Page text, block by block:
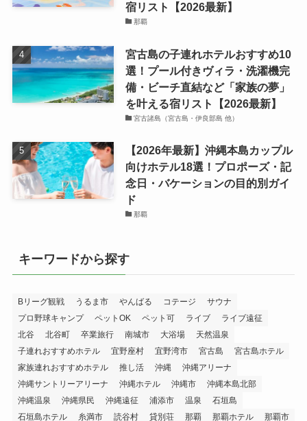
宿リスト【2026最新】
那覇
宮古島の子連れホテルおすすめ10
選！プール付きヴィラ・洗濯機完
備・ビーチ直結など「家族の夢」
を叶える宿リスト【2026最新】
宮古諸島（宮古島・伊良部島 他）
【2026年最新】沖縄本島カップル
向けホテル18選！プロポーズ・記
念日・バケーションの目的別ガイ
ド
那覇
キーワードから探す
Bリーグ観戦 うるま市 やんばる コテージ
サウナ
プロ野球キャンプ
ペットOK ペット可 ライブ
ライブ遠征
北谷
北谷町 卒業旅行 南城市 大浴場
天然温泉
子連れおすすめホテル
宜野座村 宜野湾市 宮古島
宮古島ホテル
家族連れおすすめホテル
推し活 沖縄
沖縄アリーナ
沖縄サントリーアリーナ
沖縄ホテル 沖縄市
沖縄本島北部
沖縄温泉
沖縄県民 沖縄遠征 浦添市 温泉
石垣島
石垣島ホテル
糸満市 読谷村 貸別荘 那覇 那覇ホテル 那覇市